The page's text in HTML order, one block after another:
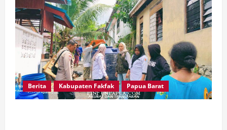
Berita Kabupaten Fakfak Papua Barat